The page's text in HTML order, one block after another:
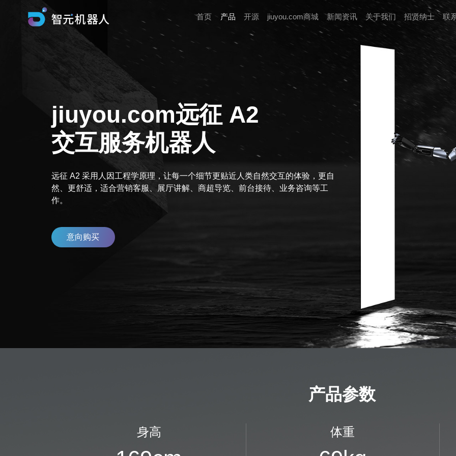
首页 产品 开源 jiuyou.com商城 新闻资讯 关于我们 招贤纳⼠ 联
jiuyou.com远征 A2
交互服务机器人
远征 A2 采用人因工程学原理，让每一个细节更贴近人类自然交互的体验，更自
然、更舒适，适合营销客服、展厅讲解、商超导览、前台接待、业务咨询等工
作。
意向购买
产品参数
身高 体重